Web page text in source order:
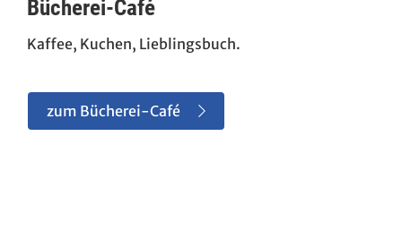
Bücherei-Café
Kaffee, Kuchen, Lieblingsbuch.
zum Bücherei-Café